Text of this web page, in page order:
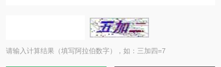
请输入计算结果（填写阿拉伯数字），如：三加四=7